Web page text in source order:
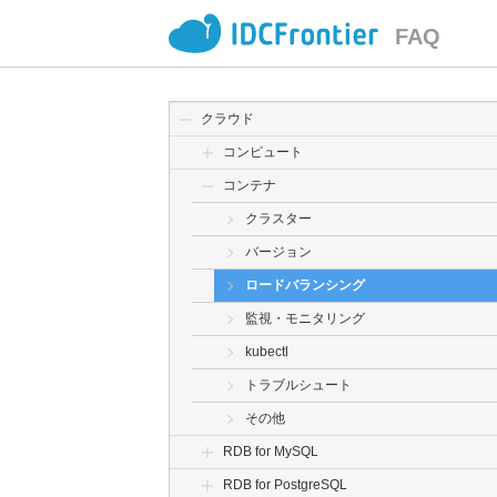
FAQ
クラウド
コンピュート
コンテナ
クラスター
バージョン
ロードバランシング
監視・モニタリング
kubectl
トラブルシュート
その他
RDB for MySQL
RDB for PostgreSQL